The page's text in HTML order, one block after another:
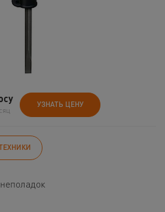
УЗНАТЬ ЦЕНУ